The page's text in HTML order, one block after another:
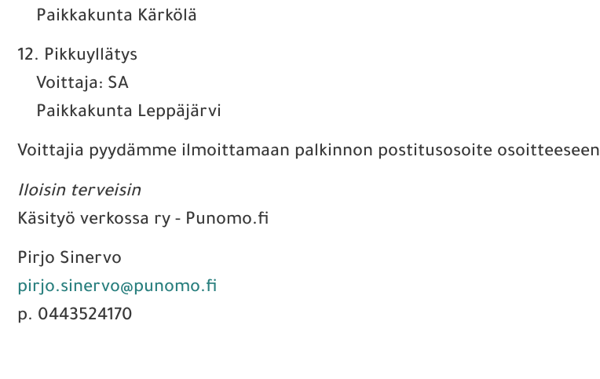
Paikkakunta Kärkölä
12. Pikkuyllätys
Voittaja: SA
Paikkakunta Leppäjärvi
Voittajia pyydämme ilmoittamaan palkinnon postitusosoite osoitteeseen
Iloisin terveisin
Käsityö verkossa ry - Punomo.fi
Pirjo Sinervo
pirjo.sinervo@punomo.fi
p. 0443524170